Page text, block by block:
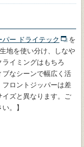
パー ドライテック
を
地を使い分け、しなや
イミングはもちろ
ブなシーンで幅広く活
ロントジッパーは差
イズと異なります。ご
。】